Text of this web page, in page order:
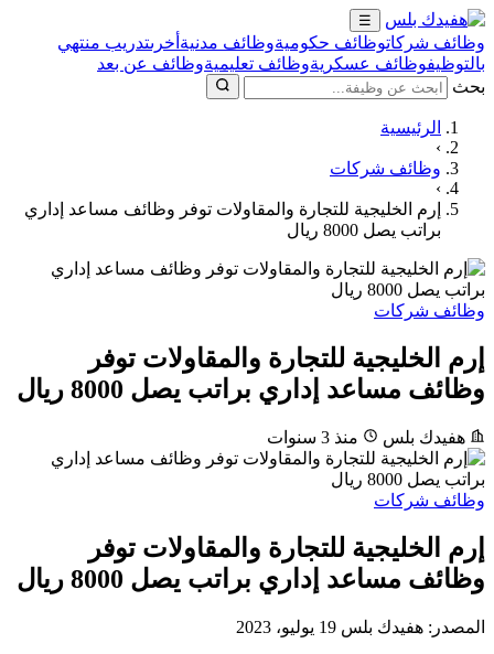
☰
وظائف شركاتوظائف حكوميةوظائف مدنية أخرىتدريب منتهي
بالتوظيفوظائف عسكريةوظائف تعليميةوظائف عن بعد
بحث
الرئيسية
›
وظائف شركات
›
إرم الخليجية للتجارة والمقاولات توفر وظائف مساعد إداري
براتب يصل 8000 ريال
وظائف شركات
إرم الخليجية للتجارة والمقاولات توفر
وظائف مساعد إداري براتب يصل 8000 ريال
هفيدك بلس منذ 3 سنوات
وظائف شركات
إرم الخليجية للتجارة والمقاولات توفر
وظائف مساعد إداري براتب يصل 8000 ريال
المصدر: هفيدك بلس 19 يوليو، 2023